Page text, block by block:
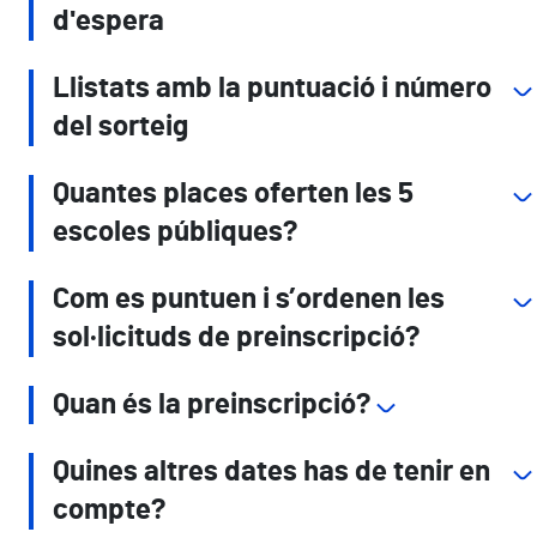
d'espera
Llistats amb la puntuació i número
del sorteig
Quantes places oferten les 5
escoles públiques?
Com es puntuen i s’ordenen les
sol·licituds de preinscripció?
Quan és la preinscripció?
Quines altres dates has de tenir en
compte?